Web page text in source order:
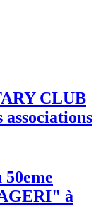
CLUB
à